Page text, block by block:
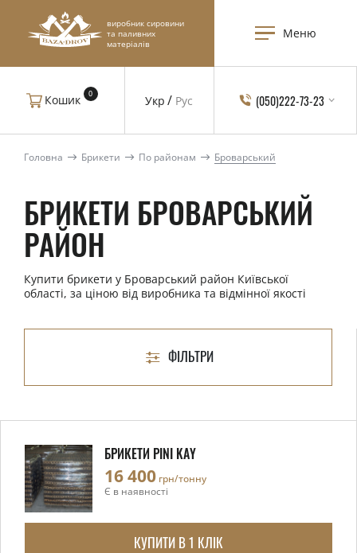
виробник сировини
та паливних
матеріалів
Меню
Укр Рус
Кошик 0 (050)222-73-23
Головна Брикети По районам Броварський
БРИКЕТИ БРОВАРСЬКИЙ
РАЙОН
Купити брикети у Броварський район Київської
області, за ціною від виробника та відмінної якості
ФІЛЬТРИ
БРИКЕТИ PINI KAY
16 400 грн/тонну
Є в наявності
КУПИТИ В 1 КЛІК